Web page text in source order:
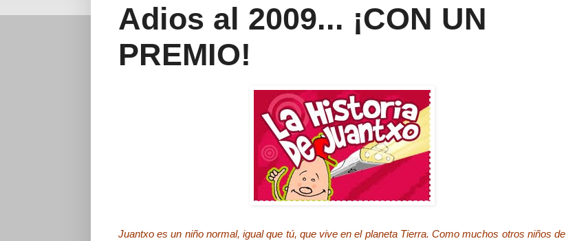
Adios al 2009... ¡CON UN
PREMIO!
Juantxo es un niño normal, igual que tú, que vive en el planeta Tierra. Como muchos otros niños de